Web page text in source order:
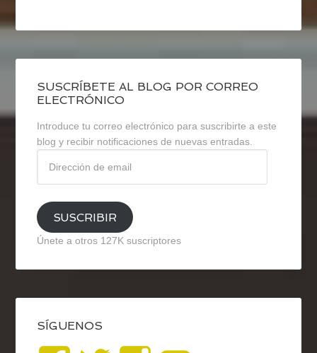
SUSCRÍBETE AL BLOG POR CORREO
ELECTRÓNICO
Introduce tu correo electrónico para suscribirte a este
blog y recibir notificaciones de nuevas entradas.
email
SUSCRIBIR
Únete a otros 127K suscriptores
SÍGUENOS